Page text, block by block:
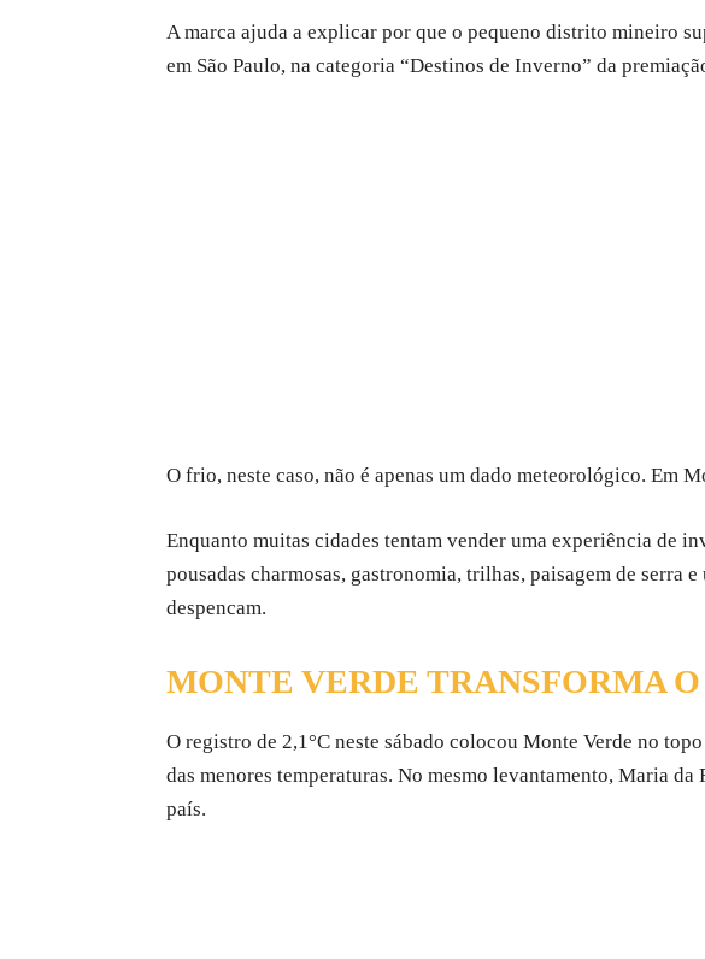
A marca ajuda a explicar por que o pequeno distrito mineiro
em São Paulo, na categoria “Destinos de Inverno” da
O frio, neste caso, não é apenas um dado meteorológico. Em
Enquanto muitas cidades tentam vender uma experiência de
pousadas charmosas, gastronomia, trilhas, paisagem de serra
despencam.
MONTE VERDE TRANSFORMA
O registro de 2,1°C neste sábado colocou Monte Verde no
das menores temperaturas. No mesmo levantamento, Maria
país.